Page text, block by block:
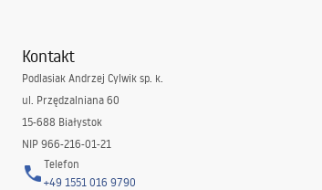
Kontakt
Podlasiak Andrzej Cylwik sp. k.
ul. Przędzalniana 60
15-688 Białystok
NIP 966-216-01-21
Telefon
+49 1551 016 9790